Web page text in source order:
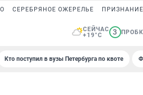
СЕРЕБРЯНОЕ ОЖЕРЕЛЬЕ
СЕЙЧАС
+19°C
3
Кто поступил в вузы Петербурга по квоте